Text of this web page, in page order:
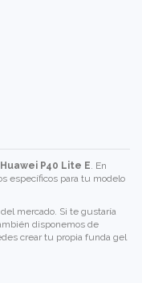
Huawei P40 Lite E . En
específicos para tu modelo
mercado. Si te gustaría
disponemos de
crear tu propia funda gel